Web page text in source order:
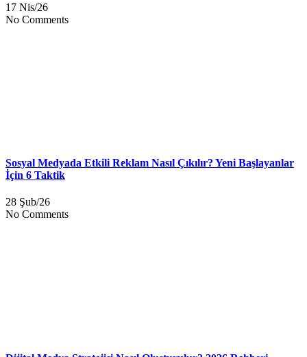
17 Nis/26
No Comments
Sosyal Medyada Etkili Reklam Nasıl Çıkılır? Yeni Başlayanlar
İçin 6 Taktik
28 Şub/26
No Comments